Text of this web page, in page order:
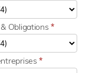
Obligations*
*